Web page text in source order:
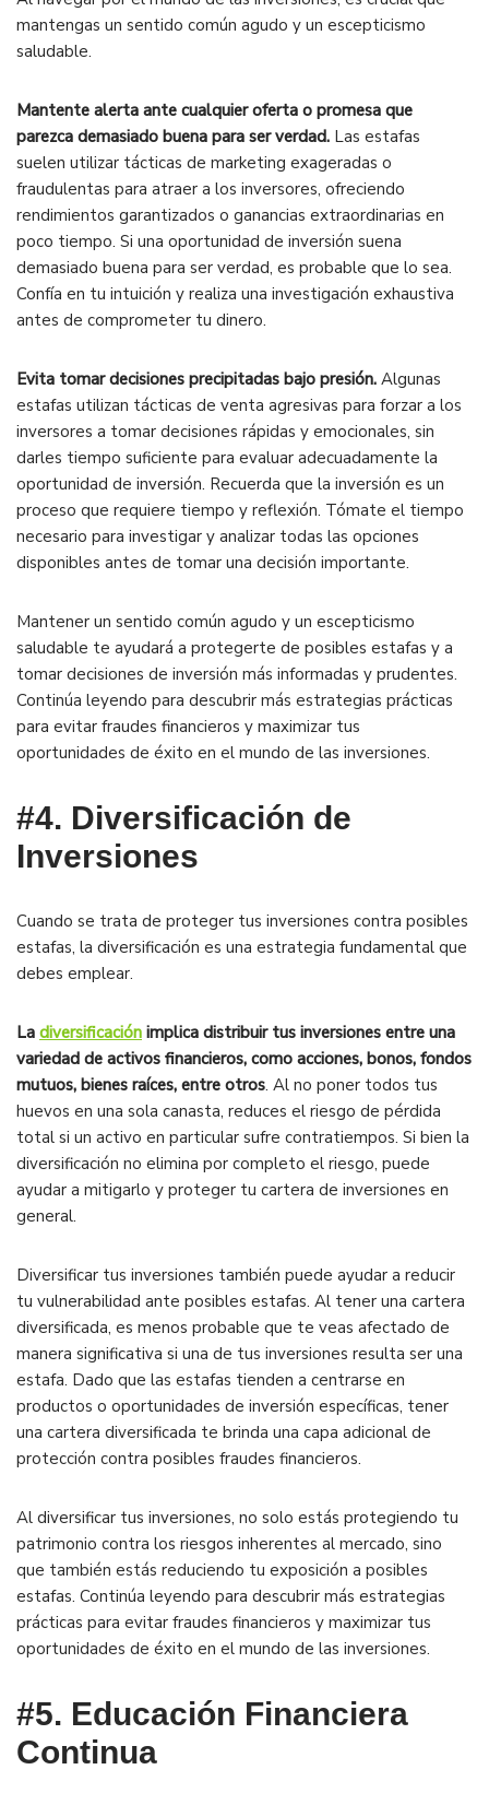
mantengas un sentido común agudo y un escepticismo
saludable.
Mantente alerta ante cualquier oferta o promesa que
parezca demasiado buena para ser verdad. Las estafas
suelen utilizar tácticas de marketing exageradas o
fraudulentas para atraer a los inversores, ofreciendo
rendimientos garantizados o ganancias extraordinarias en
poco tiempo. Si una oportunidad de inversión suena
demasiado buena para ser verdad, es probable que lo sea.
Confía en tu intuición y realiza una investigación exhaustiva
antes de comprometer tu dinero.
Evita tomar decisiones precipitadas bajo presión. Algunas
estafas utilizan tácticas de venta agresivas para forzar a los
inversores a tomar decisiones rápidas y emocionales, sin
darles tiempo suficiente para evaluar adecuadamente la
oportunidad de inversión. Recuerda que la inversión es un
proceso que requiere tiempo y reflexión. Tómate el tiempo
necesario para investigar y analizar todas las opciones
disponibles antes de tomar una decisión importante.
Mantener un sentido común agudo y un escepticismo
saludable te ayudará a protegerte de posibles estafas y a
tomar decisiones de inversión más informadas y prudentes.
Continúa leyendo para descubrir más estrategias prácticas
para evitar fraudes financieros y maximizar tus
oportunidades de éxito en el mundo de las inversiones.
#4. Diversificación de
Inversiones
Cuando se trata de proteger tus inversiones contra posibles
estafas, la diversificación es una estrategia fundamental que
debes emplear.
La diversificación implica distribuir tus inversiones entre una
variedad de activos financieros, como acciones, bonos, fondos
mutuos, bienes raíces, entre otros. Al no poner todos tus
huevos en una sola canasta, reduces el riesgo de pérdida
total si un activo en particular sufre contratiempos. Si bien la
diversificación no elimina por completo el riesgo, puede
ayudar a mitigarlo y proteger tu cartera de inversiones en
general.
Diversificar tus inversiones también puede ayudar a reducir
tu vulnerabilidad ante posibles estafas. Al tener una cartera
diversificada, es menos probable que te veas afectado de
manera significativa si una de tus inversiones resulta ser una
estafa. Dado que las estafas tienden a centrarse en
productos o oportunidades de inversión específicas, tener
una cartera diversificada te brinda una capa adicional de
protección contra posibles fraudes financieros.
Al diversificar tus inversiones, no solo estás protegiendo tu
patrimonio contra los riesgos inherentes al mercado, sino
que también estás reduciendo tu exposición a posibles
estafas. Continúa leyendo para descubrir más estrategias
prácticas para evitar fraudes financieros y maximizar tus
oportunidades de éxito en el mundo de las inversiones.
#5. Educación Financiera
Continua